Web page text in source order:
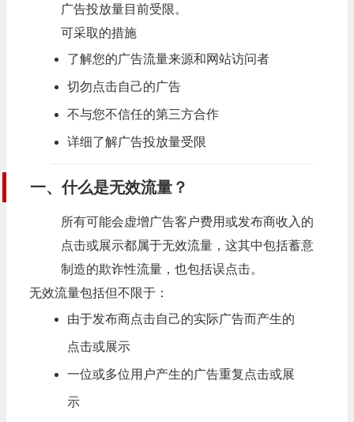
广告投放量目前受限。
可采取的措施
了解您的广告流量来源和网站访问者
切勿点击自己的广告
不与您不信任的第三方合作
详细了解广告投放量受限
一、什么是无效流量？
所有可能会虚增广告客户费用或发布商收入的
点击或展示都属于无效流量，这其中包括蓄意
制造的欺诈性流量，也包括误点击。
无效流量包括但不限于：
由于发布商点击自己的实际广告而产生的
点击或展示
一位或多位用户产生的广告重复点击或展
示